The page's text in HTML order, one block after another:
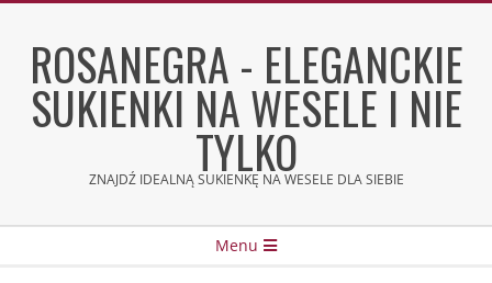
contentROSANEGRA - ELEGANCKIE
SUKIENKI NA WESELE I NIE
TYLKO
ZNAJDŹ IDEALNĄ SUKIENKĘ NA WESELE DLA SIEBIE
Menu